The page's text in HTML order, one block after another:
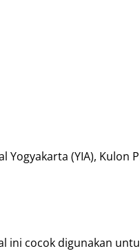
(YIA), Kulon
cocok digunakan